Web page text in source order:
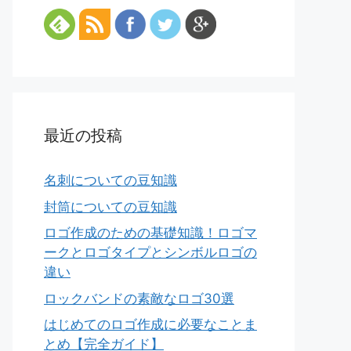
最近の投稿
名刺についての豆知識
封筒についての豆知識
ロゴ作成のための基礎知識！ロゴマ
ークとロゴタイプとシンボルロゴの
違い
ロックバンドの素敵なロゴ30選
はじめてのロゴ作成に必要なことま
とめ【完全ガイド】